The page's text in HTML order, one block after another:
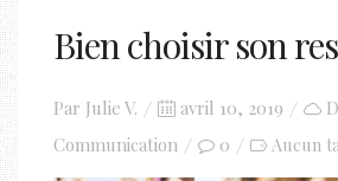
Bien choisir son
Par Julie V.
Posted
on
avril 10, 2019
Communication
0 Aucun